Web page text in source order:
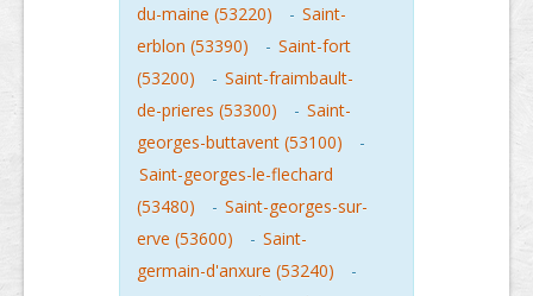
du-maine (53220)
- Saint-
erblon (53390)
- Saint-fort
(53200)
- Saint-fraimbault-
de-prieres (53300)
- Saint-
georges-buttavent (53100)
-
Saint-georges-le-flechard
(53480)
- Saint-georges-sur-
erve (53600)
- Saint-
germain-d'anxure (53240)
-